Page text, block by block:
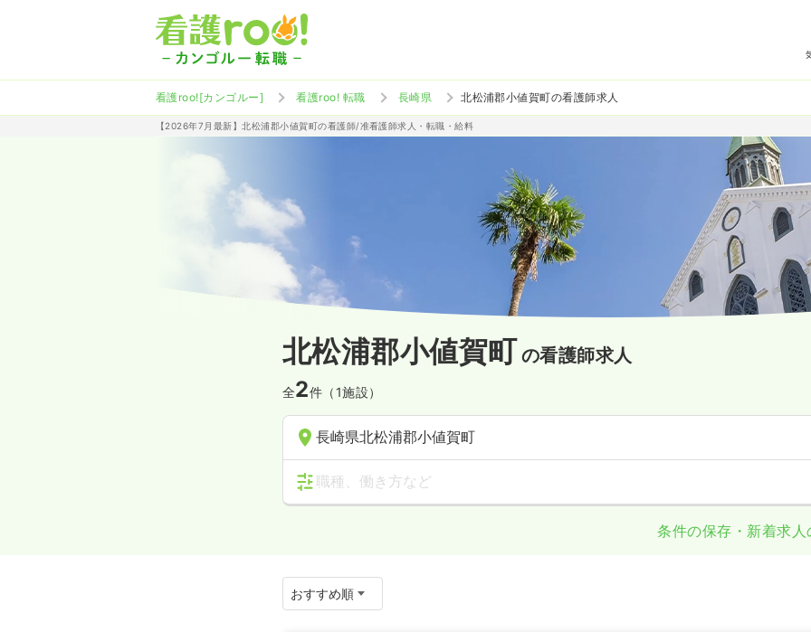
看護roo![カンゴルー] 看護roo! 転職 長崎県 北松浦郡小値賀町の看護師求人
【2026年7月最新】北松浦郡小値賀町の看護師/准看護師求人・転職・給料
北松浦郡小値賀町の看護師求人
全2件（1施設）
長崎県北松浦郡小値賀町
職種、働き方など
条件の保存・新着求